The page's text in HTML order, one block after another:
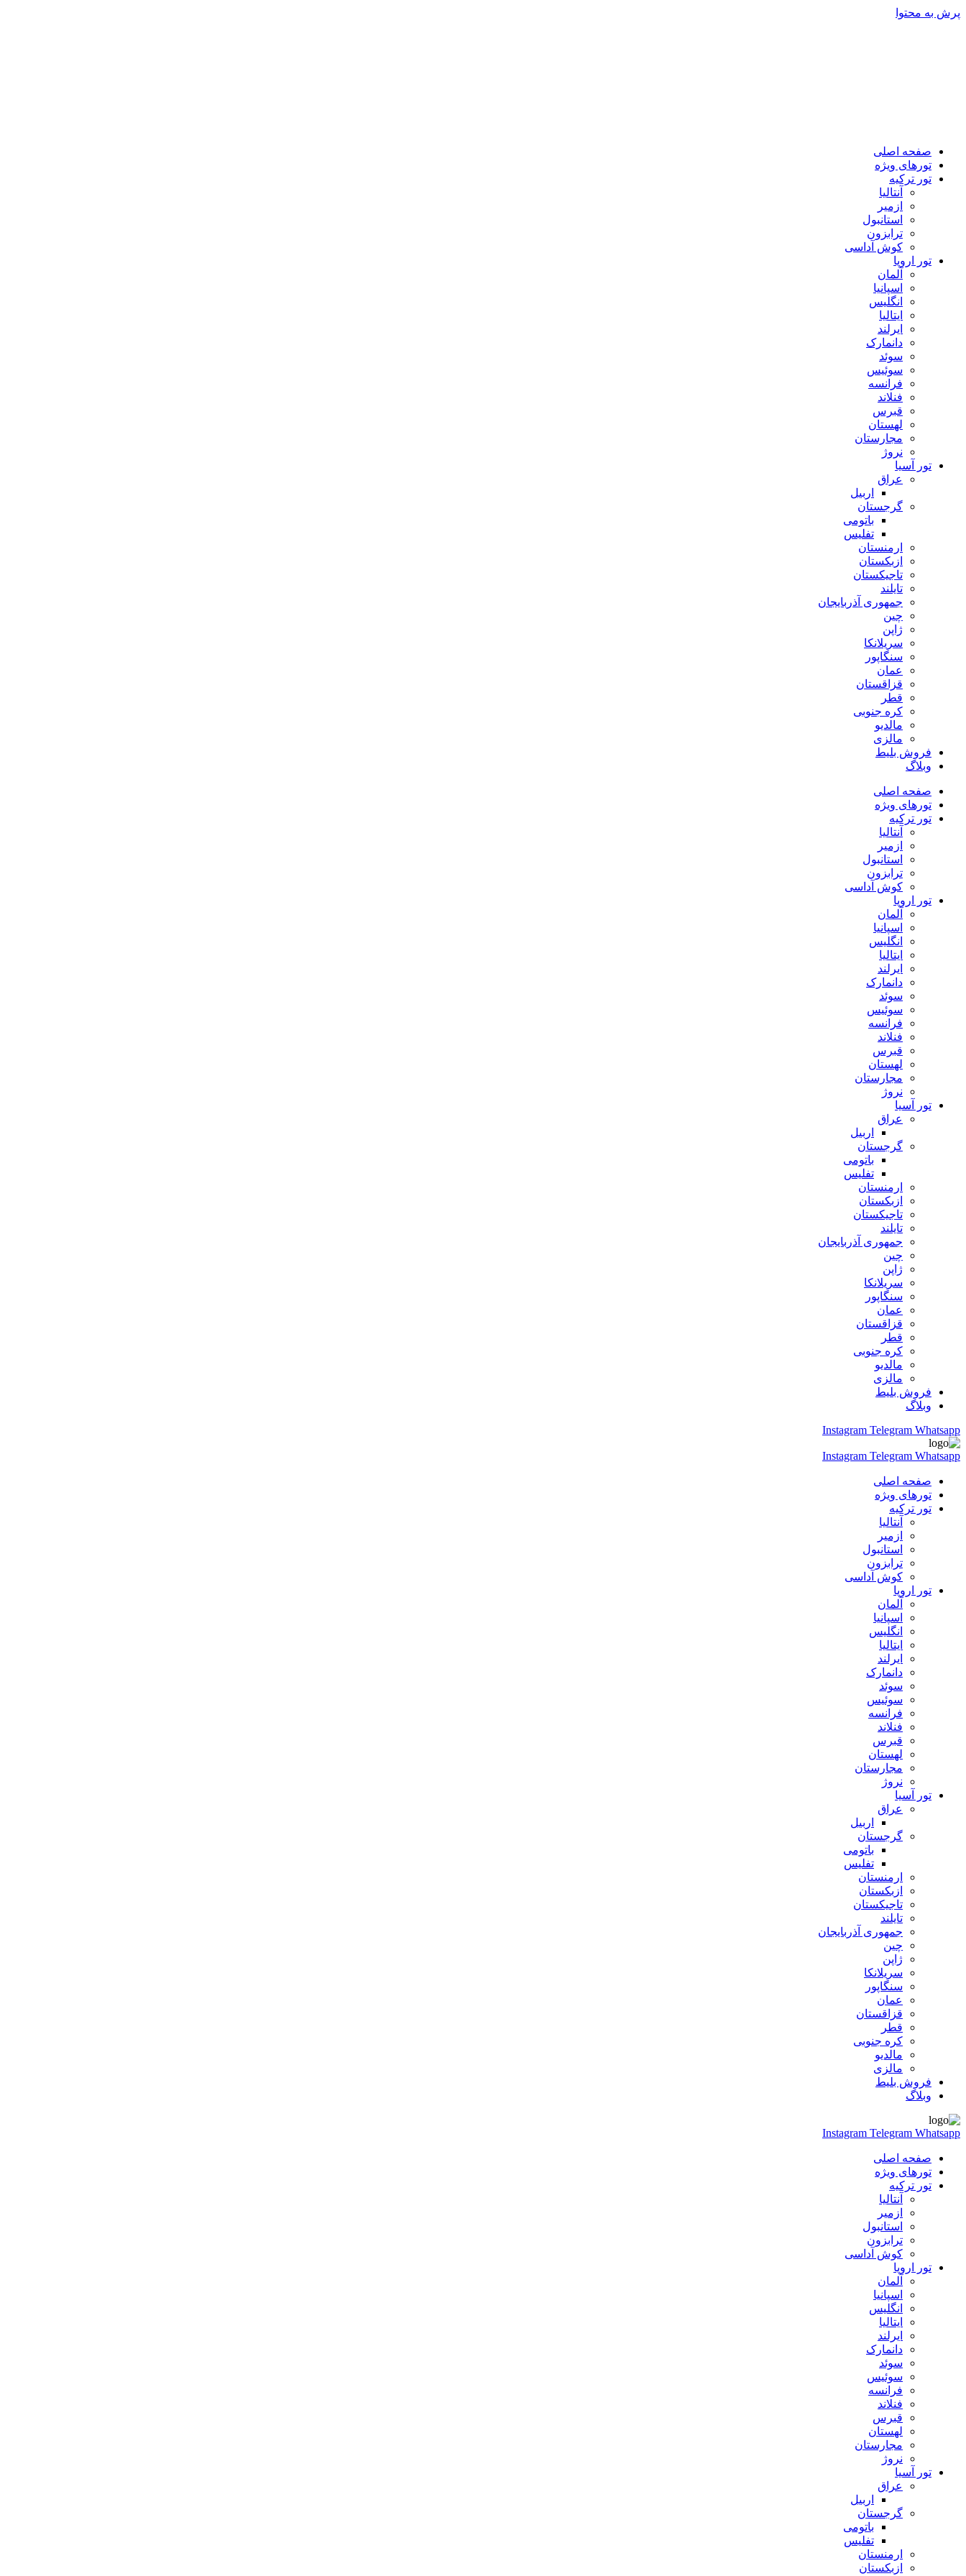
پرش به محتوا
صفحه اصلی
تورهای ویژه
تور ترکیه
آنتالیا
ازمیر
استانبول
ترابزون
کوش آداسی
تور اروپا
آلمان
اسپانیا
انگلیس
ایتالیا
ایرلند
دانمارک
سوئد
سوئیس
فرانسه
فنلاند
قبرس
لهستان
مجارستان
نروژ
تور آسیا
عراق
اربیل
گرجستان
باتومی
تفلیس
ارمنستان
ازبکستان
تاجیکستان
تایلند
جمهوری آذربایجان
چین
ژاپن
سریلانکا
سنگاپور
عمان
قزاقستان
قطر
کره جنوبی
مالدیو
مالزی
فروش بلیط
وبلاگ
صفحه اصلی
تورهای ویژه
تور ترکیه
آنتالیا
ازمیر
استانبول
ترابزون
کوش آداسی
تور اروپا
آلمان
اسپانیا
انگلیس
ایتالیا
ایرلند
دانمارک
سوئد
سوئیس
فرانسه
فنلاند
قبرس
لهستان
مجارستان
نروژ
تور آسیا
عراق
اربیل
گرجستان
باتومی
تفلیس
ارمنستان
ازبکستان
تاجیکستان
تایلند
جمهوری آذربایجان
چین
ژاپن
سریلانکا
سنگاپور
عمان
قزاقستان
قطر
کره جنوبی
مالدیو
مالزی
فروش بلیط
وبلاگ
Instagram Telegram Whatsapp
Instagram Telegram Whatsapp
صفحه اصلی
تورهای ویژه
تور ترکیه
آنتالیا
ازمیر
استانبول
ترابزون
کوش آداسی
تور اروپا
آلمان
اسپانیا
انگلیس
ایتالیا
ایرلند
دانمارک
سوئد
سوئیس
فرانسه
فنلاند
قبرس
لهستان
مجارستان
نروژ
تور آسیا
عراق
اربیل
گرجستان
باتومی
تفلیس
ارمنستان
ازبکستان
تاجیکستان
تایلند
جمهوری آذربایجان
چین
ژاپن
سریلانکا
سنگاپور
عمان
قزاقستان
قطر
کره جنوبی
مالدیو
مالزی
فروش بلیط
وبلاگ
Instagram Telegram Whatsapp
صفحه اصلی
تورهای ویژه
تور ترکیه
آنتالیا
ازمیر
استانبول
ترابزون
کوش آداسی
تور اروپا
آلمان
اسپانیا
انگلیس
ایتالیا
ایرلند
دانمارک
سوئد
سوئیس
فرانسه
فنلاند
قبرس
لهستان
مجارستان
نروژ
تور آسیا
عراق
اربیل
گرجستان
باتومی
تفلیس
ارمنستان
ازبکستان